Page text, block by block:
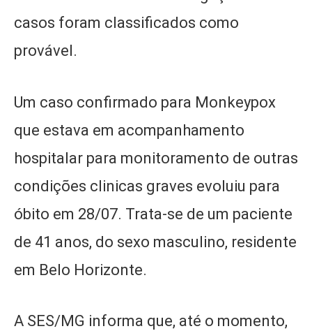
casos foram classificados como
provável.
Um caso confirmado para Monkeypox
que estava em acompanhamento
hospitalar para monitoramento de outras
condições clinicas graves evoluiu para
óbito em 28/07. Trata-se de um paciente
de 41 anos, do sexo masculino, residente
em Belo Horizonte.
A SES/MG informa que, até o momento,